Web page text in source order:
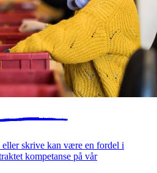
eller skrive kan være en fordel i
kompetanse på vår